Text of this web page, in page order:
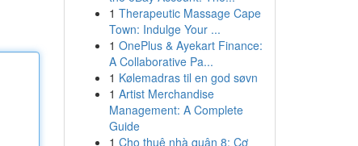
1 Therapeutic Massage Cape
Town: Indulge Your ...
1 OnePlus & Ayekart Finance:
A Collaborative Pa...
1 Kølemadras til en god søvn
1 Artist Merchandise
Management: A Complete
Guide
1 Cho thuê nhà quận 8: Cơ